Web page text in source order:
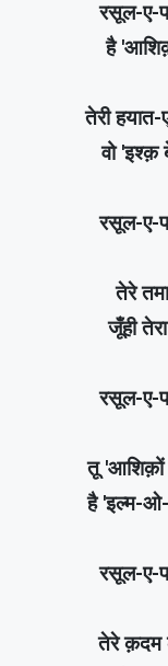
रसूल-ए-
है
तेरी
वो 'इश्क़
रसूल-ए-
तेरे
जूँही
रसूल-ए-
तू 'आशिक़ों
है 'इल्म-ओ-
रसूल-ए-
तेरे क़दम